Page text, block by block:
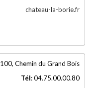
chateau-la-borie.fr
100, Chemin du Grand Bois
Tél: 04.75.00.00.80